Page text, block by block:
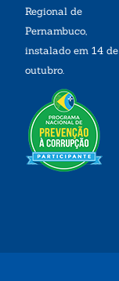
Regional de
Pernambuco,
instalado em 14 de
outubro.